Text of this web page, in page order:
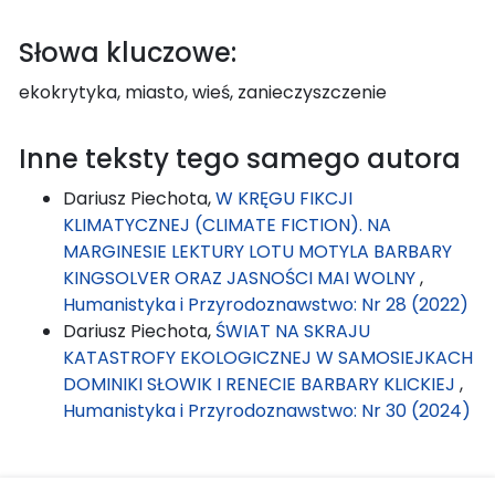
Słowa kluczowe:
ekokrytyka, miasto, wieś, zanieczyszczenie
Inne teksty tego samego autora
Dariusz Piechota,W KRĘGU FIKCJI
KLIMATYCZNEJ (CLIMATE FICTION). NA
MARGINESIE LEKTURY LOTU MOTYLA BARBARY
KINGSOLVER ORAZ JASNOŚCI MAI WOLNY,
Humanistyka i Przyrodoznawstwo: Nr 28 (2022)
Dariusz Piechota, ŚWIAT NA SKRAJU
KATASTROFY EKOLOGICZNEJ W SAMOSIEJKACH
DOMINIKI SŁOWIK I RENECIE BARBARY KLICKIEJ ,
Humanistyka i Przyrodoznawstwo: Nr 30 (2024)